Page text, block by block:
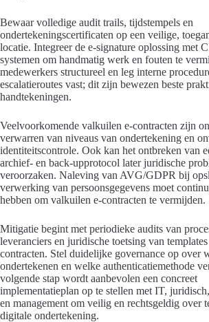
Bewaar volledige audit trails, tijdstempels en
ondertekeningscertificaten op een veilige,
locatie. Integreer de e-signature oplossing met
systemen om handmatig werk en fouten te
medewerkers structureel en leg interne
escalatieroutes vast; dit zijn bewezen beste
handtekeningen.
Veelvoorkomende valkuilen e-contracten zijn
verwarren van niveaus van ondertekening en
identiteitscontrole. Ook kan het ontbreken van
archief- en back-upprotocol later juridische
veroorzaken. Naleving van AVG/GDPR bij
verwerking van persoonsgegevens moet
hebben om valkuilen e-contracten te vermijden.
Mitigatie begint met periodieke audits van
leveranciers en juridische toetsing van
contracten. Stel duidelijke governance op over
ondertekenen en welke authenticatiemethode
volgende stap wordt aanbevolen een concreet
implementatieplan op te stellen met IT,
en management om veilig en rechtsgeldig over
digitale ondertekening.